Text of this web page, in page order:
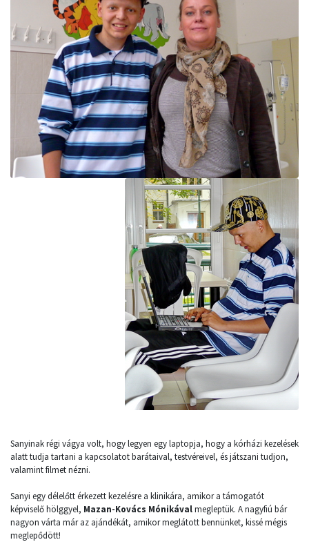
Sanyinak régi vágya volt, hogy legyen egy laptopja, hogy a kórházi kezelések
alatt tudja tartani a kapcsolatot barátaival, testvéreivel, és játszani tudjon,
valamint filmet nézni.
Sanyi egy délelőtt érkezett kezelésre a klinikára, amikor a támogatót
képviselő hölggyel, Mazan-Kovács Mónikávalmegleptük. A nagyfiú bár
nagyon várta már az ajándékát, amikor meglátott bennünket, kissé mégis
meglepődött!